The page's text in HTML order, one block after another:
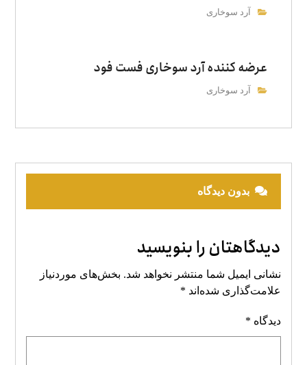
آرد سوخاری
عرضه‌ کننده آرد سوخاری فست فود
آرد سوخاری
بدون دیدگاه
دیدگاهتان را بنویسید
نشانی ایمیل شما منتشر نخواهد شد. بخش‌های موردنیاز
علامت‌گذاری شده‌اند *
دیدگاه *